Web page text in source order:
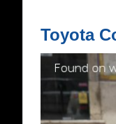
щ
е
и
Toyota